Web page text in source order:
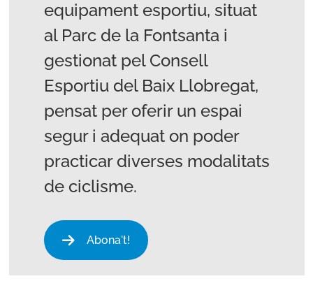
equipament esportiu, situat
al Parc de la Fontsanta i
gestionat pel Consell
Esportiu del Baix Llobregat,
pensat per oferir un espai
segur i adequat on poder
practicar diverses modalitats
de ciclisme.
Abona't!